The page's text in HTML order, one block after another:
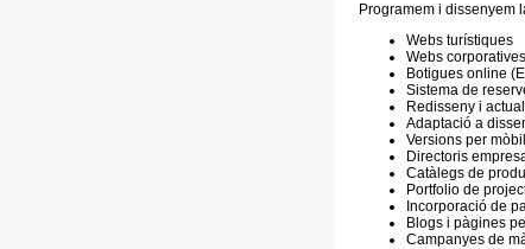
Programem i dissenyem
Webs turístiques
Webs corporatives
Botigues online
Sistema de
Redisseny i
Adaptació a
Versions per
Directoris
Catàlegs de
Portfolio de
Incorporació de
Blogs i pàgines
Campanyes de